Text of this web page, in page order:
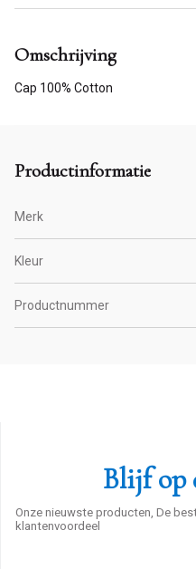
Omschrijving
Cap 100% Cotton
Productinformatie
Merk
Kleur
Productnummer
Blijf op
Onze nieuwste producten, De
klantenvoordeel